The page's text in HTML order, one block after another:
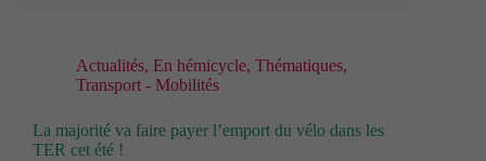
Actualités, En hémicycle, Thématiques,
Transport - Mobilités
La majorité va faire payer l’emport du vélo dans les
TER cet été !
Cookies
techniques